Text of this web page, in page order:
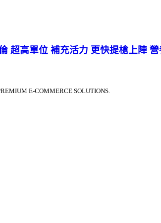
超高單位 補充活力 更快提槍上陣
E-COMMERCE SOLUTIONS.